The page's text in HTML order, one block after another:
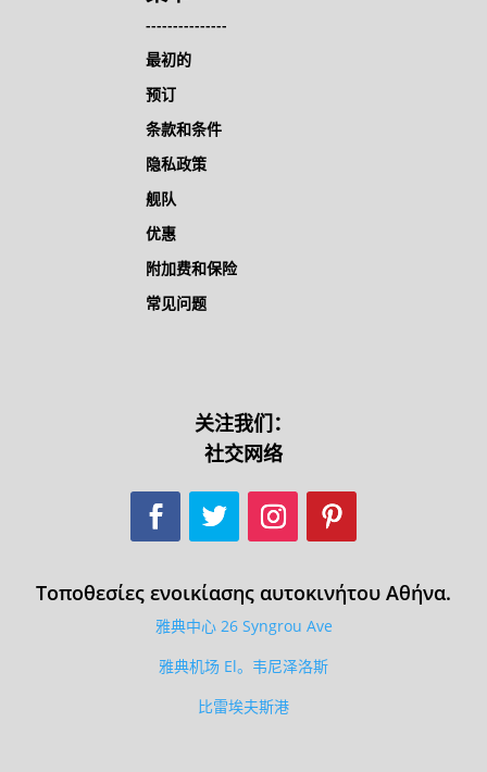
---------------
最初的
预订
条款和条件
隐私政策
舰队
优惠
附加费和保险
常见问题
关注我们：
社交网络
Τοποθεσίες ενοικίασης αυτοκινήτου Αθήνα.
雅典中心 26 Syngrou Ave
雅典机场 El。韦尼泽洛斯
比雷埃夫斯港